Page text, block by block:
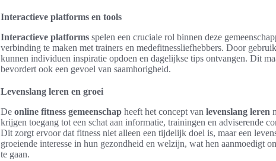
Interactieve platforms en tools
Interactieve platforms spelen een cruciale rol binnen deze
verbinding te maken met trainers en medefitnessliefhebbers. Door
kunnen individuen inspiratie opdoen en dagelijkse tips ontvangen. Dit
bevordert ook een gevoel van saamhorigheid.
Levenslang leren en groei
De online fitness gemeenschap heeft het concept van levenslang leren
krijgen toegang tot een schat aan informatie, trainingen en adviserende
Dit zorgt ervoor dat fitness niet alleen een tijdelijk doel is, maar een
groeiende interesse in hun gezondheid en welzijn, wat hen aanmoedigt
te gaan.